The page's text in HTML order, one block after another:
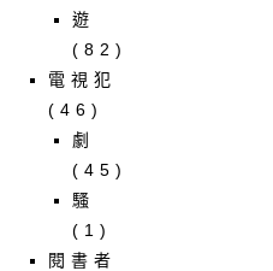
遊
(82)
電視犯
(46)
劇
(45)
騷
(1)
閱書者